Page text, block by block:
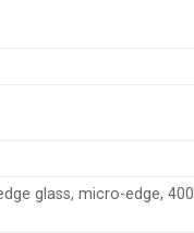
glass, micro-edge, 400